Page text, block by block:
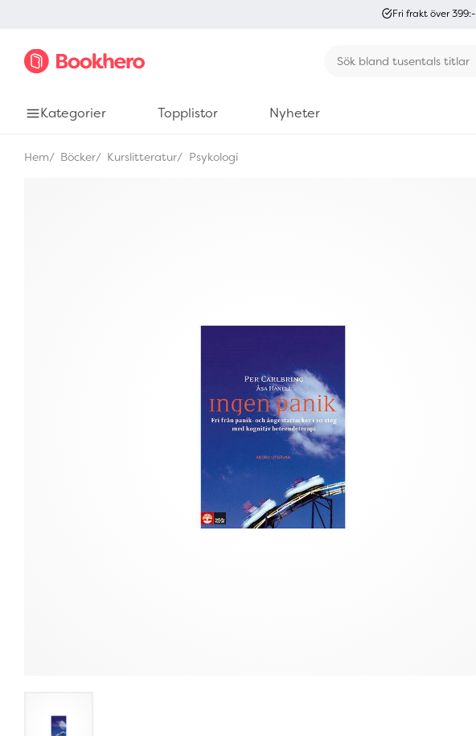
Fri frakt över 399:-
Kategorier Topplistor Nyheter
Hem Böcker Kurslitteratur Psykologi